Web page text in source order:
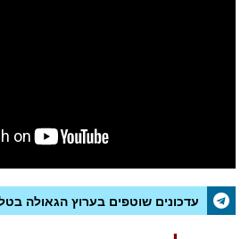
עדכונים שוטפים בערוץ הגאולה